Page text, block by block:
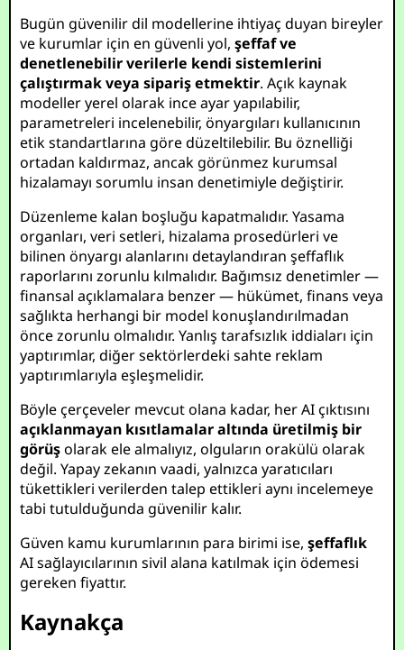
Bugün güvenilir dil modellerine ihtiyaç duyan bireyler
ve kurumlar için en güvenli yol,şeffaf ve
denetlenebilir verilerle kendi sistemlerini
çalıştırmak veya sipariş etmektir. Açık kaynak
modeller yerel olarak ince ayar yapılabilir,
parametreleri incelenebilir, önyargıları kullanıcının
etik standartlarına göre düzeltilebilir. Bu öznelliği
ortadan kaldırmaz, ancak görünmez kurumsal
hizalamayı sorumlu insan denetimiyle değiştirir.
Düzenleme kalan boşluğu kapatmalıdır. Yasama
organları, veri setleri, hizalama prosedürleri ve
bilinen önyargı alanlarını detaylandıran şeffaflık
raporlarını zorunlu kılmalıdır. Bağımsız denetimler —
finansal açıklamalara benzer — hükümet, finans veya
sağlıkta herhangi bir model konuşlandırılmadan
önce zorunlu olmalıdır. Yanlış tarafsızlık iddiaları için
yaptırımlar, diğer sektörlerdeki sahte reklam
yaptırımlarıyla eşleşmelidir.
Böyle çerçeveler mevcut olana kadar, her AI çıktısını
açıklanmayan kısıtlamalar altında üretilmiş bir
görüşolarak ele almalıyız, olguların orakülü olarak
değil. Yapay zekanın vaadi, yalnızca yaratıcıları
tükettikleri verilerden talep ettikleri aynı incelemeye
tabi tutulduğunda güvenilir kalır.
Güven kamu kurumlarının para birimi ise,şeffaflık
AI sağlayıcılarının sivil alana katılmak için ödemesi
gereken fiyattır.
Kaynakça